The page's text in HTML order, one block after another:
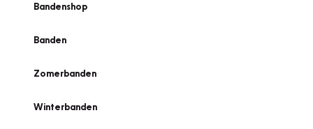
Bandenshop
Banden
Zomerbanden
Winterbanden